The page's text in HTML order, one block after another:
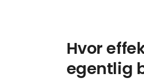
Hvor
egentlig